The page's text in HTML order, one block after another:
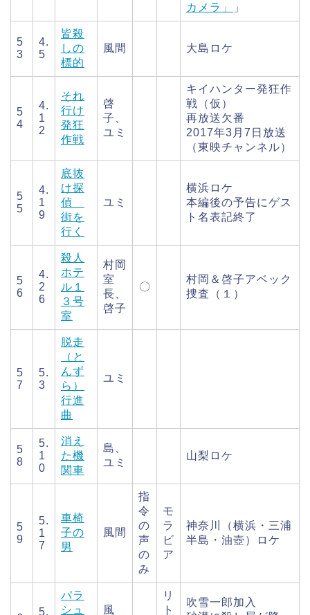
カメラ」
」
5
3
4.
5
皆殺
しの
標的
風間 大島ロケ
5
4
4.
1
2
それ
行け
発狂
作戦
啓
子、
ユミ
キイハンター発狂作
戦（仮）
再放送欠番
2017年3月7日放送
（東映チャンネル）
5
5
4.
1
9
底抜
け探
偵
街を
行く
ユミ
横浜ロケ
本編後の予告にゲス
ト名表記終了
5
6
4.
2
6
殺人
ホテ
ル１
３号
室
村岡
室
長、
啓子
〇
村岡＆啓子アベック
捜査（１）
5
7
5.
3
脱走
（と
んず
ら）
行進
曲
ユミ
5
8
5.
1
0
消え
た機
関車
島、
ユミ
山梨ロケ
5
9
5.
1
7
車椅
子の
男
風間
指
令
の
声
の
み
モ
ラ
ビ
ア
神奈川（横浜・三浦
半島・油壺）ロケ
5.
パラ
シュ
風
リ
ト
吹雪一郎加入